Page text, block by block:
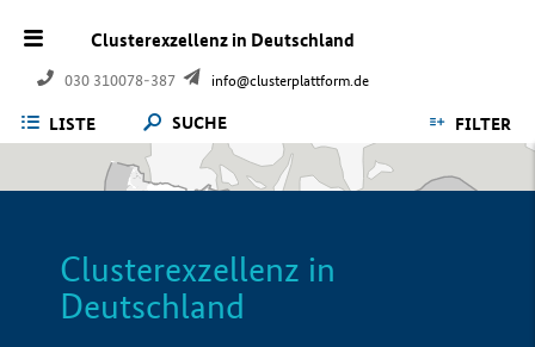
Clusterexzellenz in Deutschland
030 310078-387 info@clusterplattform.de
LISTE SUCHE FILTER
Clusterexzellenz in
Deutschland